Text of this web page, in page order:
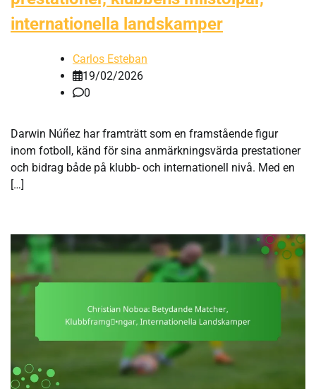
internationella landskamper
Carlos Esteban
19/02/2026
0
Darwin Núñez har framträtt som en framstående figur
inom fotboll, känd för sina anmärkningsvärda prestationer
och bidrag både på klubb- och internationell nivå. Med en
[…]